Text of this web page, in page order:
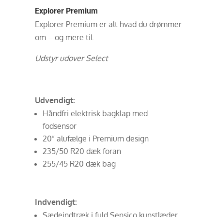
Explorer Premium
Explorer Premium er alt hvad du drømmer
om – og mere til.
Udstyr udover Select
Udvendigt:
Håndfri elektrisk bagklap med
fodsensor
20” alufælge i Premium design
235/50 R20 dæk foran
255/45 R20 dæk bag
Indvendigt: